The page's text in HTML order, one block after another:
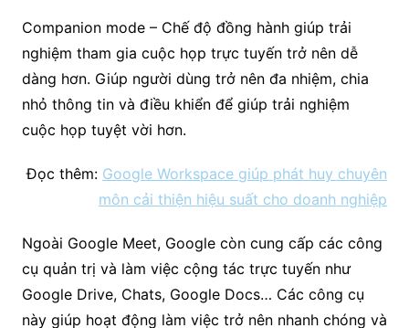
Companion mode – Chế độ đồng hành giúp trải
nghiệm tham gia cuộc họp trực tuyến trở nên dễ
dàng hơn. Giúp người dùng trở nên đa nhiệm, chia
nhỏ thông tin và điều khiển để giúp trải nghiệm
cuộc họp tuyệt vời hơn.
Đọc thêm: Google Workspace giúp phát huy chuyên
môn cải thiện hiệu suất cho doanh nghiệp
Ngoài Google Meet, Google còn cung cấp các công
cụ quản trị và làm việc cộng tác trực tuyến như
Google Drive, Chats, Google Docs… Các công cụ
này giúp hoạt động làm việc trở nên nhanh chóng và